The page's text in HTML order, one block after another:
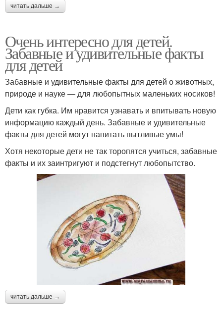
читать дальше →
Очень интересно для детей.
Забавные и удивительные факты
для детей
Забавные и удивительные факты для детей о животных,
природе и науке — для любопытных маленьких носиков!
Дети как губка. Им нравится узнавать и впитывать новую
информацию каждый день. Забавные и удивительные
факты для детей могут напитать пытливые умы!
Хотя некоторые дети не так торопятся учиться, забавные
факты и их заинтригуют и подстегнут любопытство.
читать дальше →